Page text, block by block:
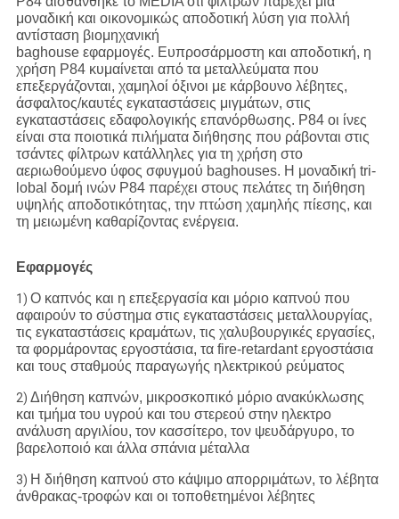
μοναδική και οικονομικώς αποδοτική λύση για πολλή
αντίσταση βιομηχανική
baghouse εφαρμογές. Ευπροσάρμοστη και αποδοτική, η
χρήση P84 κυμαίνεται από τα μεταλλεύματα που
επεξεργάζονται, χαμηλοί όξινοι με κάρβουνο λέβητες,
άσφαλτος/καυτές εγκαταστάσεις μιγμάτων, στις
εγκαταστάσεις εδαφολογικής επανόρθωσης. P84 οι ίνες
είναι στα ποιοτικά πιλήματα διήθησης που ράβονται στις
τσάντες φίλτρων κατάλληλες για τη χρήση στο
αεριωθούμενο ύφος σφυγμού baghouses. Η μοναδική tri-
lobal δομή ινών P84 παρέχει στους πελάτες τη διήθηση
υψηλής αποδοτικότητας, την πτώση χαμηλής πίεσης, και
τη μειωμένη καθαρίζοντας ενέργεια.
Εφαρμογές
1) Ο καπνός και η επεξεργασία και μόριο καπνού που
αφαιρούν το σύστημα στις εγκαταστάσεις μεταλλουργίας,
τις εγκαταστάσεις κραμάτων, τις χαλυβουργικές εργασίες,
τα φορμάροντας εργοστάσια, τα fire-retardant εργοστάσια
και τους σταθμούς παραγωγής ηλεκτρικού ρεύματος
2) Διήθηση καπνών, μικροσκοπικό μόριο ανακύκλωσης
και τμήμα του υγρού και του στερεού στην ηλεκτρο
ανάλυση αργιλίου, τον κασσίτερο, τον ψευδάργυρο, το
βαρελοποιό και άλλα σπάνια μέταλλα
3) Η διήθηση καπνού στο κάψιμο απορριμάτων, το λέβητα
άνθρακας-τροφών και οι τοποθετημένοι λέβητες